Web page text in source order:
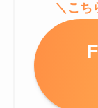
＼こち